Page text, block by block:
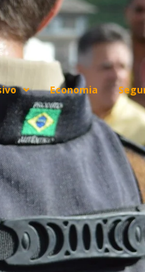
Economia